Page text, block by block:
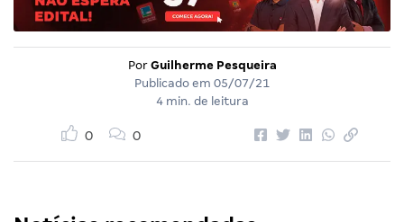
Por Guilherme Pesqueira
Publicado em 05/07/21
4 min. de leitura
0 0